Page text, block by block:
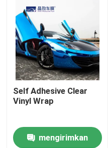
Produk
Video
Tentang kita
Kontrol kualitas
Self Adhesive Clear
Vinyl Wrap
mengirimkan